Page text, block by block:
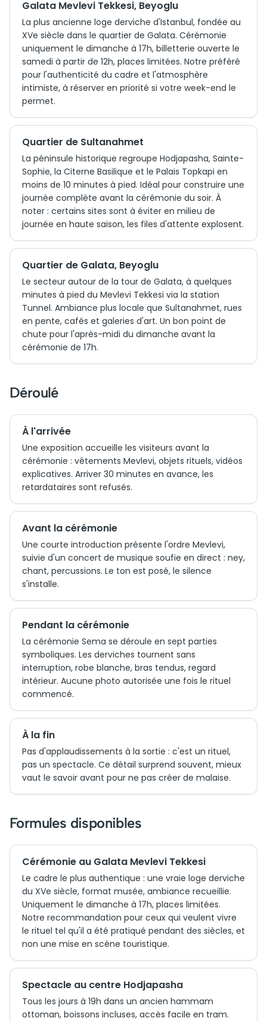
Galata Mevlevi Tekkesi, Beyoglu
La plus ancienne loge derviche d'Istanbul, fondée au
XVe siècle dans le quartier de Galata. Cérémonie
uniquement le dimanche à 17h, billetterie ouverte le
samedi à partir de 12h, places limitées. Notre préféré
pour l'authenticité du cadre et l'atmosphère
intimiste, à réserver en priorité si votre week-end le
permet.
Quartier de Sultanahmet
La péninsule historique regroupe Hodjapasha, Sainte-
Sophie, la Citerne Basilique et le Palais Topkapi en
moins de 10 minutes à pied. Idéal pour construire une
journée complète avant la cérémonie du soir. À
noter : certains sites sont à éviter en milieu de
journée en haute saison, les files d'attente explosent.
Quartier de Galata, Beyoglu
Le secteur autour de la tour de Galata, à quelques
minutes à pied du Mevlevi Tekkesi via la station
Tunnel. Ambiance plus locale que Sultanahmet, rues
en pente, cafés et galeries d'art. Un bon point de
chute pour l'après-midi du dimanche avant la
cérémonie de 17h.
Déroulé
À l'arrivée
Une exposition accueille les visiteurs avant la
cérémonie : vêtements Mevlevi, objets rituels, vidéos
explicatives. Arriver 30 minutes en avance, les
retardataires sont refusés.
Avant la cérémonie
Une courte introduction présente l'ordre Mevlevi,
suivie d'un concert de musique soufie en direct : ney,
chant, percussions. Le ton est posé, le silence
s'installe.
Pendant la cérémonie
La cérémonie Sema se déroule en sept parties
symboliques. Les derviches tournent sans
interruption, robe blanche, bras tendus, regard
intérieur. Aucune photo autorisée une fois le rituel
commencé.
À la fin
Pas d'applaudissements à la sortie : c'est un rituel,
pas un spectacle. Ce détail surprend souvent, mieux
vaut le savoir avant pour ne pas créer de malaise.
Formules disponibles
Cérémonie au Galata Mevlevi Tekkesi
Le cadre le plus authentique : une vraie loge derviche
du XVe siècle, format musée, ambiance recueillie.
Uniquement le dimanche à 17h, places limitées.
Notre recommandation pour ceux qui veulent vivre
le rituel tel qu'il a été pratiqué pendant des siècles, et
non une mise en scène touristique.
Spectacle au centre Hodjapasha
Tous les jours à 19h dans un ancien hammam
ottoman, boissons incluses, accès facile en tram.